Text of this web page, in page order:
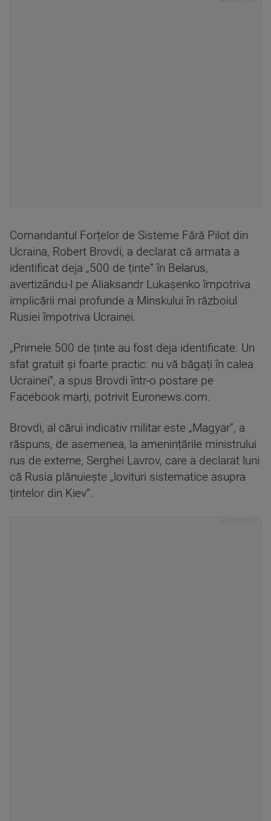
Comandantul Forțelor de Sisteme Fără Pilot din
Ucraina, Robert Brovdi, a declarat că armata a
identificat deja „500 de ținte” în Belarus,
avertizându-l pe Aliaksandr Lukașenko împotriva
implicării mai profunde a Minskului în războiul
Rusiei împotriva Ucrainei.
„Primele 500 de ținte au fost deja identificate. Un
sfat gratuit și foarte practic: nu vă băgați în calea
Ucrainei”, a spus Brovdi într-o postare pe
Facebook marți, potrivit Euronews.com.
Brovdi, al cărui indicativ militar este „Magyar”, a
răspuns, de asemenea, la amenințările ministrului
rus de externe, Serghei Lavrov, care a declarat luni
că Rusia plănuiește „lovituri sistematice asupra
țintelor din Kiev”.